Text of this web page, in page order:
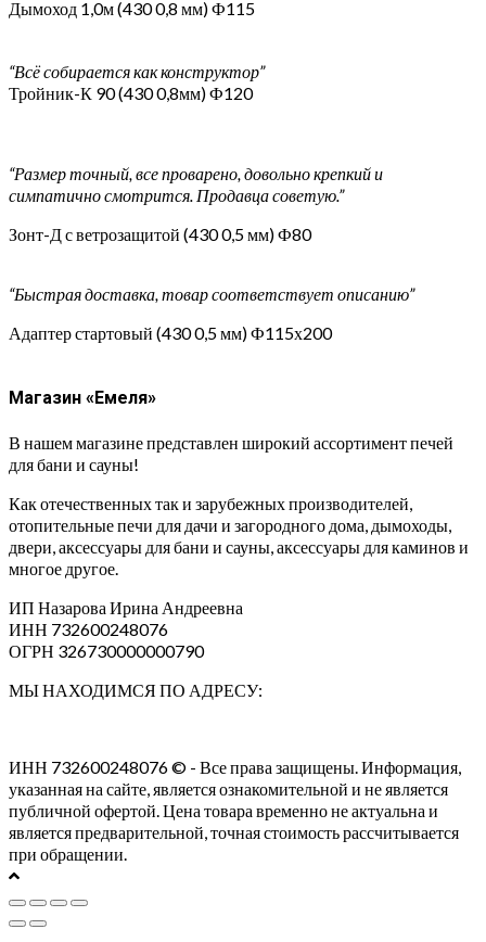
Дымоход 1,0м (430 0,8 мм) Ф115
“Всё собирается как конструктор”
Тройник-К 90 (430 0,8мм) Ф120
“Размер точный, все проварено, довольно крепкий и
симпатично смотрится. Продавца советую.”
Зонт-Д с ветрозащитой (430 0,5 мм) Ф80
“Быстрая доставка, товар соответствует описанию”
Адаптер стартовый (430 0,5 мм) Ф115х200
Магазин «Емеля»
В нашем магазине представлен широкий ассортимент печей
для бани и сауны!
Как отечественных так и зарубежных производителей,
отопительные печи для дачи и загородного дома, дымоходы,
двери, аксессуары для бани и сауны, аксессуары для каминов и
многое другое.
ИП Назарова Ирина Андреевна⁠
ИНН 732600248076
ОГРН 326730000000790
МЫ НАХОДИМСЯ ПО АДРЕСУ:
ИНН 732600248076 © - Все права защищены. Информация,
указанная на сайте, является ознакомительной и не является
публичной офертой. Цена товара временно не актуальна и
является предварительной, точная стоимость рассчитывается
при обращении.